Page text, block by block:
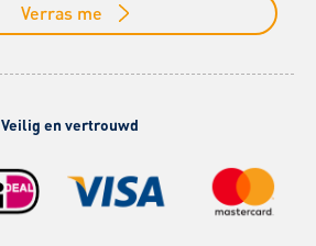
Verras me
Veilig en vertrouwd